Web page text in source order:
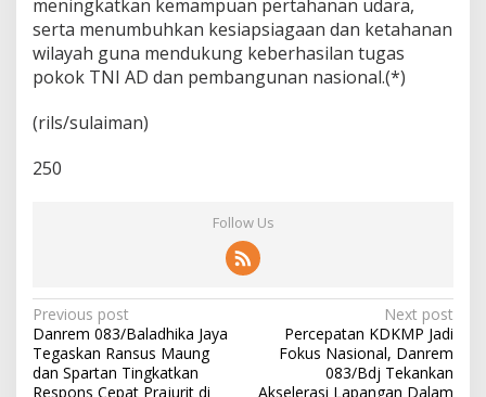
meningkatkan kemampuan pertahanan udara,
serta menumbuhkan kesiapsiagaan dan ketahanan
wilayah guna mendukung keberhasilan tugas
pokok TNI AD dan pembangunan nasional.(*)
(rils/sulaiman)
250
Follow Us
P
o
s
Previous post
Danrem 083/Baladhika Jaya
Tegaskan Ransus Maung
dan Spartan Tingkatkan
Respons Cepat Prajurit di
Next post
Percepatan KDKMP Jadi
Fokus Nasional, Danrem
083/Bdj Tekankan
Akselerasi Lapangan Dalam